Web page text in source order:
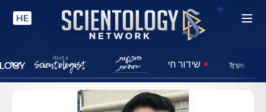
HE
סקרן? שידור חי